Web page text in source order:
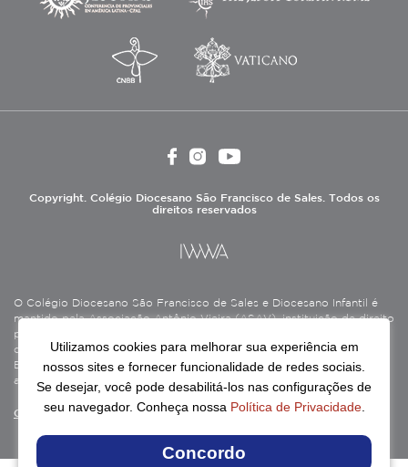
Copyright. Colégio Diocesano São Francisco de Sales. Todos os
direitos reservados
O Colégio Diocesano São Francisco de Sales e Diocesano Infantil é
mantido pela Associação Antônio Vieira (ASAV), instituição de direito
privado sem fins lucrativos, filantrópica, de natureza educativa,
cultural, assistencial e beneficente, certificada como Entidade
Beneficente de Assistência Social (CEBAS), nas áreas de educação e
assistência social.
Continue lendo
Utilizamos cookies para melhorar sua experiência em
nossos sites e fornecer funcionalidade de redes sociais.
Se desejar, você pode desabilitá-los nas configurações de
seu navegador. Conheça nossa Política de Privacidade.
Concordo